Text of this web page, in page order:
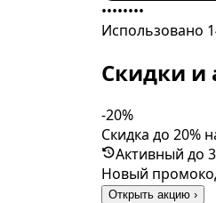
••••••••
Использовано
Скидки и
-20%
Скидка до 20%
Активный до
Новый
Открыть акцию ›